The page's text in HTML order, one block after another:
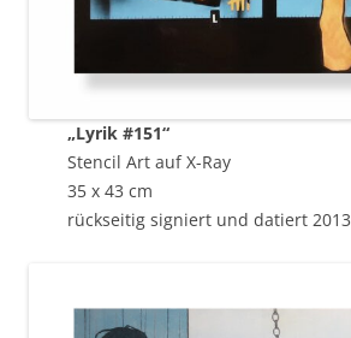
„Lyrik #151“
Stencil Art auf X-Ray
35 x 43 cm
rückseitig signiert und datiert 2013